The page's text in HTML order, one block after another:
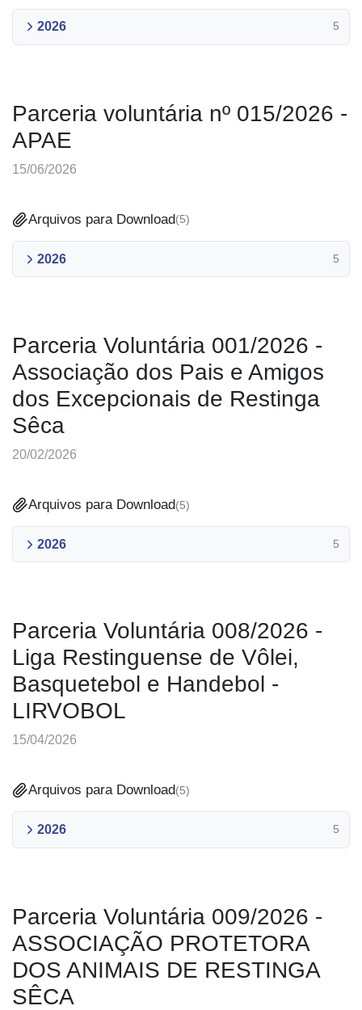
2026 5
Parceria voluntária nº 015/2026 -
APAE
15/06/2026
Arquivos para Download(5)
2026 5
Parceria Voluntária 001/2026 -
Associação dos Pais e Amigos
dos Excepcionais de Restinga
Sêca
20/02/2026
Arquivos para Download(5)
2026 5
Parceria Voluntária 008/2026 -
Liga Restinguense de Vôlei,
Basquetebol e Handebol -
LIRVOBOL
15/04/2026
Arquivos para Download(5)
2026 5
Parceria Voluntária 009/2026 -
ASSOCIAÇÃO PROTETORA
DOS ANIMAIS DE RESTINGA
SÊCA